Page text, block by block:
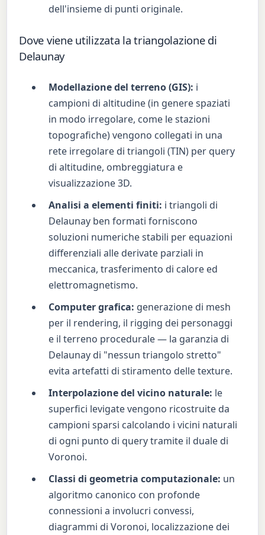
dell'insieme di punti originale.
Dove viene utilizzata la triangolazione di
Delaunay
Modellazione del terreno (GIS): i
campioni di altitudine (in genere spaziati
in modo irregolare, come le stazioni
topografiche) vengono collegati in una
rete irregolare di triangoli (TIN) per query
di altitudine, ombreggiatura e
visualizzazione 3D.
Analisi a elementi finiti: i triangoli di
Delaunay ben formati forniscono
soluzioni numeriche stabili per equazioni
differenziali alle derivate parziali in
meccanica, trasferimento di calore ed
elettromagnetismo.
Computer grafica: generazione di mesh
per il rendering, il rigging dei personaggi
e il terreno procedurale — la garanzia di
Delaunay di "nessun triangolo stretto"
evita artefatti di stiramento delle texture.
Interpolazione del vicino naturale: le
superfici levigate vengono ricostruite da
campioni sparsi calcolando i vicini naturali
di ogni punto di query tramite il duale di
Voronoi.
Classi di geometria computazionale: un
algoritmo canonico con profonde
connessioni a involucri convessi,
diagrammi di Voronoi, localizzazione dei